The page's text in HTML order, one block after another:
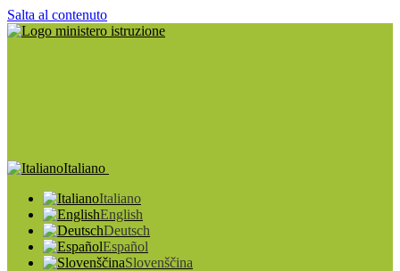
Salta al contenuto
Italiano
Italiano
English
Deutsch
Español
Slovenščina